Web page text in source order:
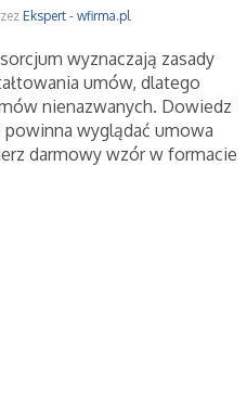
Ekspert - wfirma.pl
wyznaczają zasady
umów, dlatego
nienazwanych. Dowiedz
powinna wyglądać umowa
darmowy wzór w formacie